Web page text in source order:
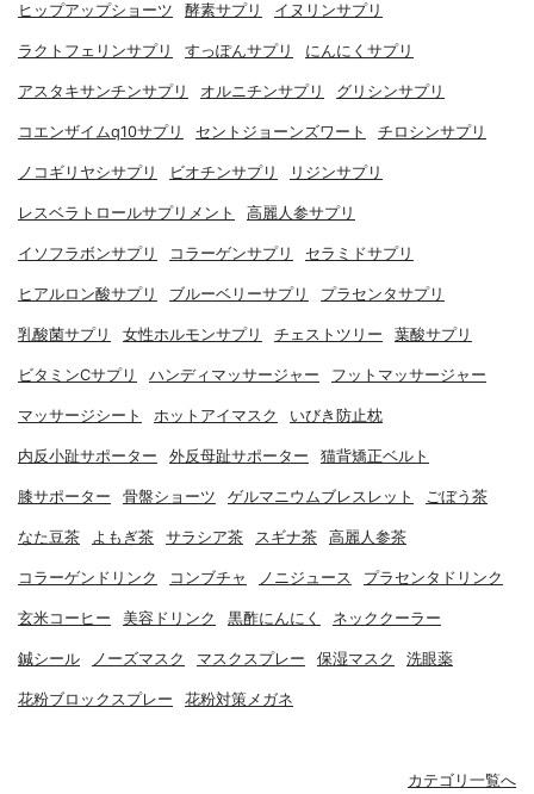
ヒップアップショーツ 酵素サプリ イヌリンサプリ
ラクトフェリンサプリ すっぽんサプリ にんにくサプリ
アスタキサンチンサプリ オルニチンサプリ グリシンサプリ
コエンザイムq10サプリ セントジョーンズワート チロシンサプリ
ノコギリヤシサプリ ビオチンサプリ リジンサプリ
レスベラトロールサプリメント 高麗人参サプリ
イソフラボンサプリ コラーゲンサプリ セラミドサプリ
ヒアルロン酸サプリ ブルーベリーサプリ プラセンタサプリ
乳酸菌サプリ 女性ホルモンサプリ チェストツリー 葉酸サプリ
ビタミンCサプリ ハンディマッサージャー フットマッサージャー
マッサージシート ホットアイマスク いびき防止枕
内反小趾サポーター 外反母趾サポーター 猫背矯正ベルト
膝サポーター 骨盤ショーツ ゲルマニウムブレスレット ごぼう茶
なた豆茶 よもぎ茶 サラシア茶 スギナ茶 高麗人参茶
コラーゲンドリンク コンブチャ ノニジュース プラセンタドリンク
玄米コーヒー 美容ドリンク 黒酢にんにく ネッククーラー
鍼シール ノーズマスク マスクスプレー 保湿マスク 洗眼薬
花粉ブロックスプレー 花粉対策メガネ
カテゴリ一覧へ